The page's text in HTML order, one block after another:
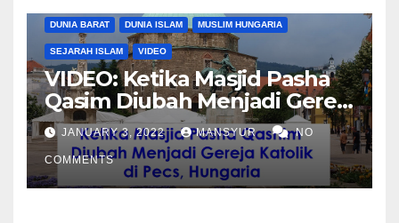
DUNIA BARAT DUNIA ISLAM MUSLIM HUNGARIA
SEJARAH ISLAM VIDEO
VIDEO: Ketika Masjid Pasha
Qasim Diubah Menjadi Gereja
Katolik di Pecs, Hungaria
JANUARY 3, 2022 MANSYUR NO
COMMENTS